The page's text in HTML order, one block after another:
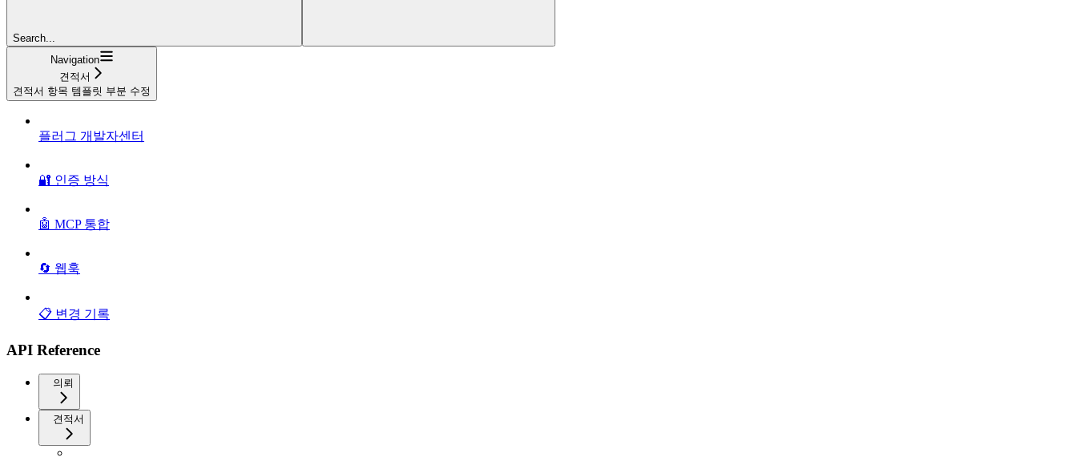
Search...
Navigation
견적서
견적서 항목 템플릿 부분 수정
플러그 개발자센터
🔐 인증 방식
🤖 MCP 통합
🔄 웹훅
📋 변경 기록
API Reference
의뢰
견적서